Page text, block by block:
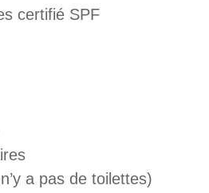
certifié SPF
a pas de toilettes)